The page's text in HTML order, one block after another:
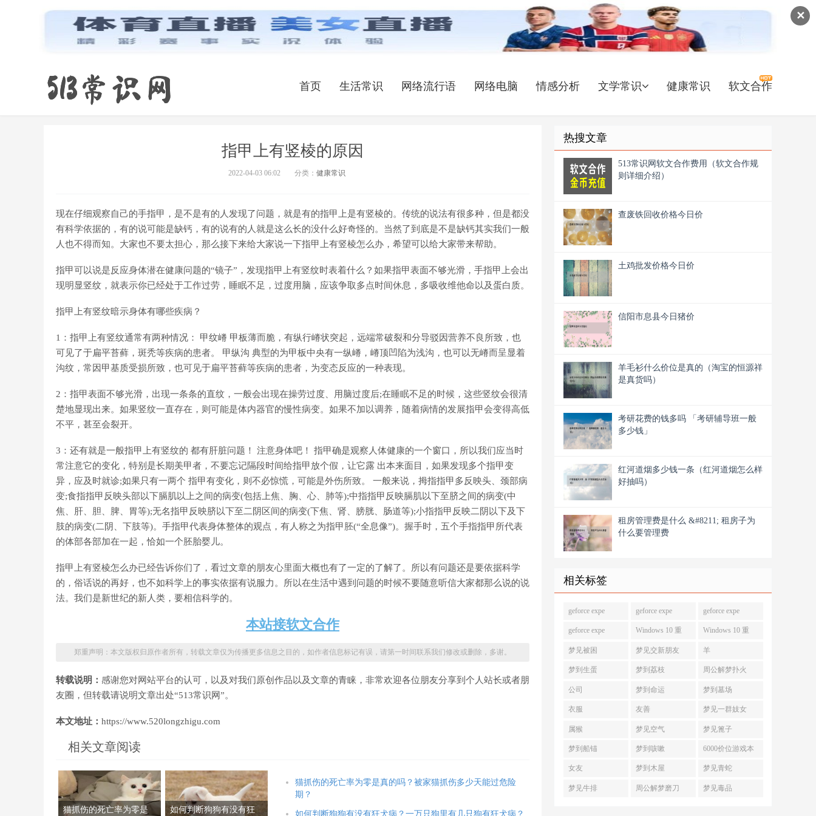
✕
首页 生活常识 网络流行语 网络电脑 情感分析 文学常识 健康常识 软文合作
指甲上有竖棱的原因
2022-04-03 06:02 分类： 健康常识
现在仔细观察自己的手指甲，是不是有的人发现了问题，就是有的指甲上是有竖棱的。传统的说法有很多种，但是都没
有科学依据的，有的说可能是缺钙，有的说有的人就是这么长的没什么好奇怪的。当然了到底是不是缺钙其实我们一般
人也不得而知。大家也不要太担心，那么接下来给大家说一下指甲上有竖棱怎么办，希望可以给大家带来帮助。
指甲可以说是反应身体潜在健康问题的“镜子”，发现指甲上有竖纹时表着什么？如果指甲表面不够光滑，手指甲上会出
现明显竖纹，就表示你已经处于工作过劳，睡眠不足，过度用脑，应该争取多点时间休息，多吸收维他命以及蛋白质。
指甲上有竖纹暗示身体有哪些疾病？
1：指甲上有竖纹通常有两种情况： 甲纹嵴 甲板薄而脆，有纵行嵴状突起，远端常破裂和分导驳因营养不良所致，也
可见了于扁平苔藓，斑秃等疾病的患者。 甲纵沟 典型的为甲板中央有一纵嵴，嵴顶凹陷为浅沟，也可以无嵴而呈显着
沟纹，常因甲基质受损所致，也可见于扁平苔藓等疾病的患者，为变态反应的一种表现。
2：指甲表面不够光滑，出现一条条的直纹，一般会出现在操劳过度、用脑过度后;在睡眠不足的时候，这些竖纹会很清
楚地显现出来。如果竖纹一直存在，则可能是体内器官的慢性病变。如果不加以调养，随着病情的发展指甲会变得高低
不平，甚至会裂开。
3：还有就是一般指甲上有竖纹的 都有肝脏问题！ 注意身体吧！ 指甲确是观察人体健康的一个窗口，所以我们应当时
常注意它的变化，特别是长期美甲者，不要忘记隔段时间给指甲放个假，让它露 出本来面目，如果发现多个指甲变
异，应及时就诊;如果只有一两个 指甲有变化，则不必惊慌，可能是外伤所致。 一般来说，拇指指甲多反映头、颈部病
变;食指指甲反映头部以下膈肌以上之间的病变(包括上焦、胸、心、肺等);中指指甲反映膈肌以下至脐之间的病变(中
焦、肝、胆、脾、胃等);无名指甲反映脐以下至二阴区间的病变(下焦、肾、膀胱、肠道等);小指指甲反映二阴以下及下
肢的病变(二阴、下肢等)。手指甲代表身体整体的观点，有人称之为指甲胚(“全息像”)。握手时，五个手指指甲所代表
的体部各部加在一起，恰如一个胚胎婴儿。
指甲上有竖棱怎么办已经告诉你们了，看过文章的朋友心里面大概也有了一定的了解了。所以有问题还是要依据科学
的，俗话说的再好，也不如科学上的事实依据有说服力。所以在生活中遇到问题的时候不要随意听信大家都那么说的说
法。我们是新世纪的新人类，要相信科学的。
本站接软文合作
郑重声明：本文版权归原作者所有，转载文章仅为传播更多信息之目的，如作者信息标记有误，请第一时间联系我们修改或删除，多谢。
转载说明： 感谢您对网站平台的认可，以及对我们原创作品以及文章的青睐，非常欢迎各位朋友分享到个人站长或者朋
友圈，但转载请说明文章出处“513常识网”。
本文地址： https://www.520longzhigu.com
相关文章阅读
猫抓伤的死亡率为零是 如何判断狗狗有没有狂
猫抓伤的死亡率为零是真的吗？被家猫抓伤多少天能过危险
期？
如何判断狗狗有没有狂犬病？一万只狗里有几只狗有狂犬病？
热搜文章
513常识网软文合作费用（软文合作规
则详细介绍）
查废铁回收价格今日价
土鸡批发价格今日价
信阳市息县今日猪价
羊毛衫什么价位是真的（淘宝的恒源祥
是真货吗）
考研花费的钱多吗 「考研辅导班一般
多少钱」
红河道烟多少钱一条（红河道烟怎么样
好抽吗）
租房管理费是什么 &#8211; 租房子为
什么要管理费
相关标签
geforce expe geforce expe geforce expe
geforce expe Windows 10 重 Windows 10 重
梦见被困 梦见交新朋友 羊
梦到生蛋 梦到荔枝 周公解梦扑火
公司 梦到命运 梦到墓场
衣服 友善 梦见一群妓女
属猴 梦见空气 梦见篦子
梦到船锚 梦到咳嗽 6000价位游戏本
女友 梦到木屋 梦见青蛇
梦见牛排 周公解梦磨刀 梦见毒品